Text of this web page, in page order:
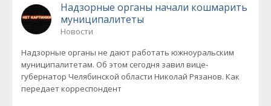
Надзорные органы начали кошмарить
муниципалитеты
Новости
Надзорные органы не дают работать южноуральским
муниципалитетам. Об этом сегодня завил вице-
губернатор Челябинской области Николай Рязанов. Как
передает корреспондент